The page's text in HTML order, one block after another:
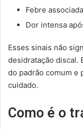
Febre
Dor intensa
Esses sinais não
desidratação discal.
do padrão comum e
cuidado.
Como é o